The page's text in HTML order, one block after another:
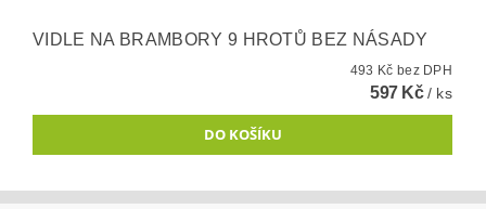
VIDLE NA BRAMBORY 9 HROTŮ BEZ NÁSADY
493 Kč bez DPH
597 Kč/ ks